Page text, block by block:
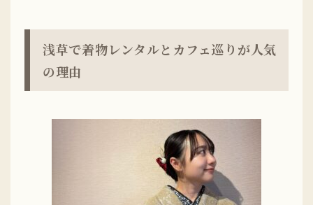
浅草で着物レンタルとカフェ巡りが人気
の理由